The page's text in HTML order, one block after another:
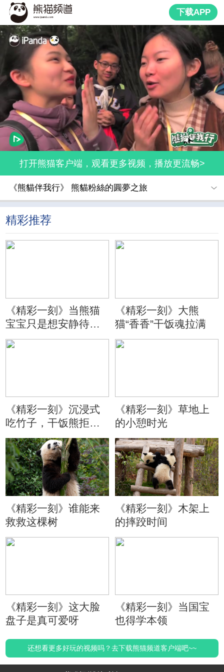
下载APP
打开熊猫客户端，观看更多视频，播放更流畅>
《熊貓伴我行》 熊貓粉絲的圓夢之旅
精彩推荐
《精彩一刻》当熊猫
宝宝只是想安静待会
儿
《精彩一刻》大熊
猫“香香”干饭魂拉满
《精彩一刻》沉浸式
吃竹子，干饭熊拒绝
分心
《精彩一刻》草地上
的小憩时光
《精彩一刻》谁能来
救救这棵树
《精彩一刻》木架上
的摔跤时间
《精彩一刻》这大脸
盘子是真可爱呀
《精彩一刻》当国宝
也得学本领
还想看更多好玩的视频吗？去下载熊猫频道客户端吧~~